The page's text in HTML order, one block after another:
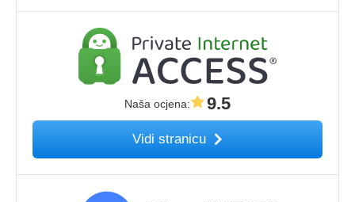
Naša ocjena: 9.5
Vidi stranicu